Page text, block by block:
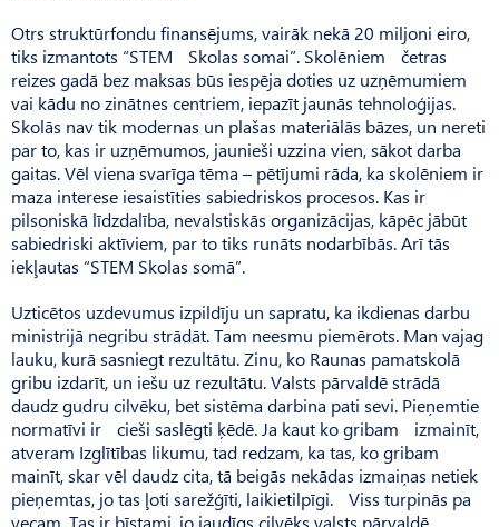
Otrs struktūrfondu finansējums, vairāk nekā 20 miljoni eiro,
tiks izmantots “STEM Skolas somai”. Skolēniem četras
reizes gadā bez maksas būs iespēja doties uz uzņēmumiem
vai kādu no zinātnes centriem, iepazīt jaunās tehnoloģijas.
Skolās nav tik modernas un plašas materiālās bāzes, un nereti
par to, kas ir uzņēmumos, jaunieši uzzina vien, sākot darba
gaitas. Vēl viena svarīga tēma – pētījumi rāda, ka skolēniem ir
maza interese iesaistīties sabiedriskos procesos. Kas ir
pilsoniskā līdzdalība, nevalstiskās organizācijas, kāpēc jābūt
sabiedriski aktīviem, par to tiks runāts nodarbībās. Arī tās
iekļautas “STEM Skolas somā”.
Uzticētos uzdevumus izpildīju un sapratu, ka ikdienas darbu
ministrijā negribu strādāt. Tam neesmu piemērots. Man vajag
lauku, kurā sasniegt rezultātu. Zinu, ko Raunas pamatskolā
gribu izdarīt, un iešu uz rezultātu. Valsts pārvaldē strādā
daudz gudru cilvēku, bet sistēma darbina pati sevi. Pie­ņemtie
normatīvi ir cieši saslēgti ķēdē. Ja kaut ko gribam izmainīt,
atveram Izglītības likumu, tad redzam, ka tas, ko gribam
mainīt, skar vēl daudz cita, tā beigās nekādas izmaiņas netiek
pieņemtas, jo tas ļoti sarežģīti, laikietilpīgi. Viss turpinās pa
vecam. Tas ir bīstami, jo jaudīgs cilvēks valsts pārvaldē